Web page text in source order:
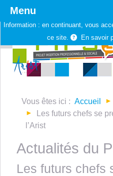
Information : en continuant, vous
ce site.
En savoir
Vous êtes ici : Accueil
Les futurs chefs se
l’Arist
Actualités du
Les futurs chefs
Menu